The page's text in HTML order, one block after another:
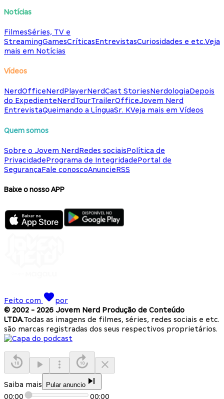
Notícias
FilmesSéries, TV e
StreamingGamesCríticasEntrevistasCuriosidades e etc.Veja
mais em Notícias
Vídeos
NerdOfficeNerdPlayerNerdCast StoriesNerdologiaDepois
do ExpedienteNerdTourTrailerOfficeJovem Nerd
EntrevistaQueimando a LínguaSr. KVeja mais em Vídeos
Quem somos
Sobre o Jovem NerdRedes sociaisPolítica de
PrivacidadePrograma de IntegridadePortal de
SegurançaFale conoscoAnuncieRSS
Baixe o nosso APP
Feito com
por
© 2002 - 2026 Jovem Nerd Produção de Conteúdo
LTDA.Todas as imagens de filmes, séries, redes sociais e etc.
são marcas registradas dos seus respectivos proprietários.
Saiba mais Pular anuncio
00:00 00:00